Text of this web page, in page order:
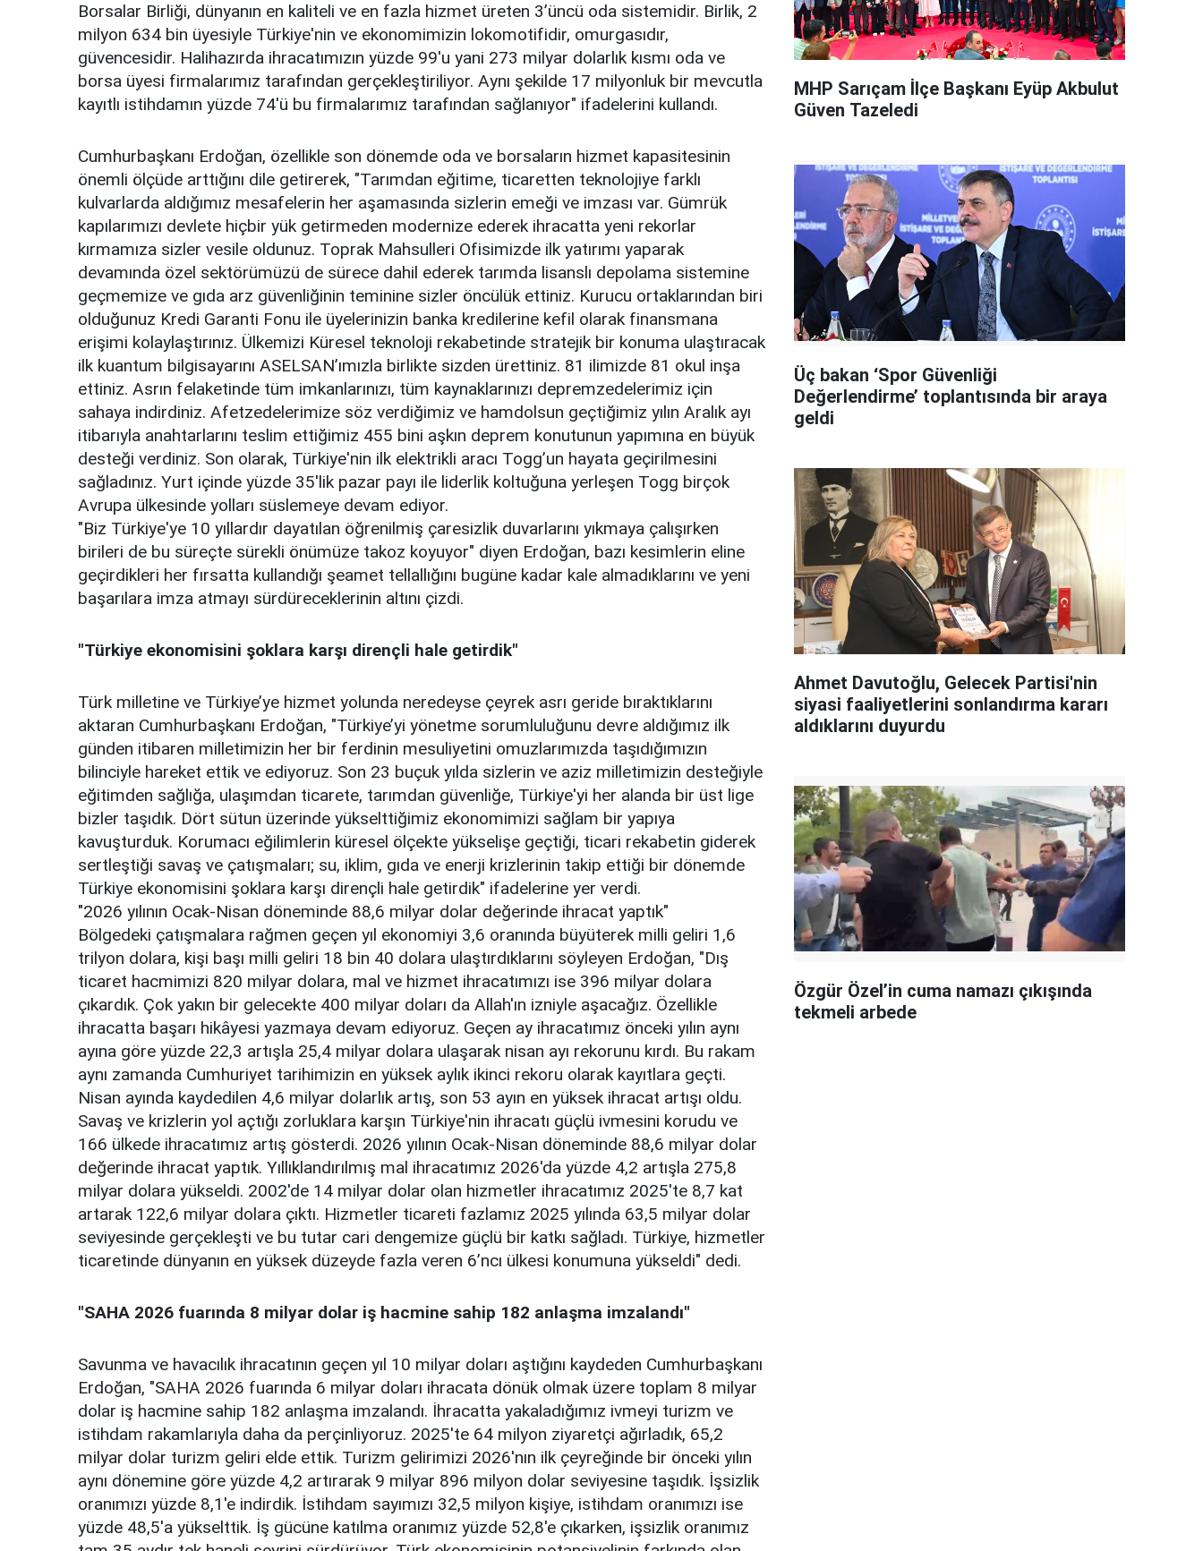
Borsalar Birliği, dünyanın en kaliteli ve en fazla hizmet üreten 3’üncü oda sistemidir. Birlik, 2
milyon 634 bin üyesiyle Türkiye'nin ve ekonomimizin lokomotifidir, omurgasıdır,
güvencesidir. Halihazırda ihracatımızın yüzde 99'u yani 273 milyar dolarlık kısmı oda ve
borsa üyesi firmalarımız tarafından gerçekleştiriliyor. Aynı şekilde 17 milyonluk bir mevcutla
kayıtlı istihdamın yüzde 74'ü bu firmalarımız tarafından sağlanıyor" ifadelerini kullandı.
Cumhurbaşkanı Erdoğan, özellikle son dönemde oda ve borsaların hizmet kapasitesinin
önemli ölçüde arttığını dile getirerek, "Tarımdan eğitime, ticaretten teknolojiye farklı
kulvarlarda aldığımız mesafelerin her aşamasında sizlerin emeği ve imzası var. Gümrük
kapılarımızı devlete hiçbir yük getirmeden modernize ederek ihracatta yeni rekorlar
kırmamıza sizler vesile oldunuz. Toprak Mahsulleri Ofisimizde ilk yatırımı yaparak
devamında özel sektörümüzü de sürece dahil ederek tarımda lisanslı depolama sistemine
geçmemize ve gıda arz güvenliğinin teminine sizler öncülük ettiniz. Kurucu ortaklarından biri
olduğunuz Kredi Garanti Fonu ile üyelerinizin banka kredilerine kefil olarak finansmana
erişimi kolaylaştırınız. Ülkemizi Küresel teknoloji rekabetinde stratejik bir konuma ulaştıracak
ilk kuantum bilgisayarını ASELSAN’ımızla birlikte sizden ürettiniz. 81 ilimizde 81 okul inşa
ettiniz. Asrın felaketinde tüm imkanlarınızı, tüm kaynaklarınızı depremzedelerimiz için
sahaya indirdiniz. Afetzedelerimize söz verdiğimiz ve hamdolsun geçtiğimiz yılın Aralık ayı
itibarıyla anahtarlarını teslim ettiğimiz 455 bini aşkın deprem konutunun yapımına en büyük
desteği verdiniz. Son olarak, Türkiye'nin ilk elektrikli aracı Togg’un hayata geçirilmesini
sağladınız. Yurt içinde yüzde 35'lik pazar payı ile liderlik koltuğuna yerleşen Togg birçok
Avrupa ülkesinde yolları süslemeye devam ediyor.
"Biz Türkiye'ye 10 yıllardır dayatılan öğrenilmiş çaresizlik duvarlarını yıkmaya çalışırken
birileri de bu süreçte sürekli önümüze takoz koyuyor" diyen Erdoğan, bazı kesimlerin eline
geçirdikleri her fırsatta kullandığı şeamet tellallığını bugüne kadar kale almadıklarını ve yeni
başarılara imza atmayı sürdüreceklerinin altını çizdi.
"Türkiye ekonomisini şoklara karşı dirençli hale getirdik"
Türk milletine ve Türkiye’ye hizmet yolunda neredeyse çeyrek asrı geride bıraktıklarını
aktaran Cumhurbaşkanı Erdoğan, "Türkiye’yi yönetme sorumluluğunu devre aldığımız ilk
günden itibaren milletimizin her bir ferdinin mesuliyetini omuzlarımızda taşıdığımızın
bilinciyle hareket ettik ve ediyoruz. Son 23 buçuk yılda sizlerin ve aziz milletimizin desteğiyle
eğitimden sağlığa, ulaşımdan ticarete, tarımdan güvenliğe, Türkiye'yi her alanda bir üst lige
bizler taşıdık. Dört sütun üzerinde yükselttiğimiz ekonomimizi sağlam bir yapıya
kavuşturduk. Korumacı eğilimlerin küresel ölçekte yükselişe geçtiği, ticari rekabetin giderek
sertleştiği savaş ve çatışmaları; su, iklim, gıda ve enerji krizlerinin takip ettiği bir dönemde
Türkiye ekonomisini şoklara karşı dirençli hale getirdik" ifadelerine yer verdi.
"2026 yılının Ocak-Nisan döneminde 88,6 milyar dolar değerinde ihracat yaptık"
Bölgedeki çatışmalara rağmen geçen yıl ekonomiyi 3,6 oranında büyüterek milli geliri 1,6
trilyon dolara, kişi başı milli geliri 18 bin 40 dolara ulaştırdıklarını söyleyen Erdoğan, "Dış
ticaret hacmimizi 820 milyar dolara, mal ve hizmet ihracatımızı ise 396 milyar dolara
çıkardık. Çok yakın bir gelecekte 400 milyar doları da Allah'ın izniyle aşacağız. Özellikle
ihracatta başarı hikâyesi yazmaya devam ediyoruz. Geçen ay ihracatımız önceki yılın aynı
ayına göre yüzde 22,3 artışla 25,4 milyar dolara ulaşarak nisan ayı rekorunu kırdı. Bu rakam
aynı zamanda Cumhuriyet tarihimizin en yüksek aylık ikinci rekoru olarak kayıtlara geçti.
Nisan ayında kaydedilen 4,6 milyar dolarlık artış, son 53 ayın en yüksek ihracat artışı oldu.
Savaş ve krizlerin yol açtığı zorluklara karşın Türkiye'nin ihracatı güçlü ivmesini korudu ve
166 ülkede ihracatımız artış gösterdi. 2026 yılının Ocak-Nisan döneminde 88,6 milyar dolar
değerinde ihracat yaptık. Yıllıklandırılmış mal ihracatımız 2026'da yüzde 4,2 artışla 275,8
milyar dolara yükseldi. 2002'de 14 milyar dolar olan hizmetler ihracatımız 2025'te 8,7 kat
artarak 122,6 milyar dolara çıktı. Hizmetler ticareti fazlamız 2025 yılında 63,5 milyar dolar
seviyesinde gerçekleşti ve bu tutar cari dengemize güçlü bir katkı sağladı. Türkiye, hizmetler
ticaretinde dünyanın en yüksek düzeyde fazla veren 6’ncı ülkesi konumuna yükseldi" dedi.
"SAHA 2026 fuarında 8 milyar dolar iş hacmine sahip 182 anlaşma imzalandı"
Savunma ve havacılık ihracatının geçen yıl 10 milyar doları aştığını kaydeden Cumhurbaşkanı
Erdoğan, "SAHA 2026 fuarında 6 milyar doları ihracata dönük olmak üzere toplam 8 milyar
dolar iş hacmine sahip 182 anlaşma imzalandı. İhracatta yakaladığımız ivmeyi turizm ve
istihdam rakamlarıyla daha da perçinliyoruz. 2025'te 64 milyon ziyaretçi ağırladık, 65,2
milyar dolar turizm geliri elde ettik. Turizm gelirimizi 2026'nın ilk çeyreğinde bir önceki yılın
aynı dönemine göre yüzde 4,2 artırarak 9 milyar 896 milyon dolar seviyesine taşıdık. İşsizlik
oranımızı yüzde 8,1'e indirdik. İstihdam sayımızı 32,5 milyon kişiye, istihdam oranımızı ise
yüzde 48,5'a yükselttik. İş gücüne katılma oranımız yüzde 52,8'e çıkarken, işsizlik oranımız
MHP Sarıçam İlçe Başkanı Eyüp Akbulut
Güven Tazeledi
Üç bakan ‘Spor Güvenliği
Değerlendirme’ toplantısında bir araya
geldi
Ahmet Davutoğlu, Gelecek Partisi'nin
siyasi faaliyetlerini sonlandırma kararı
aldıklarını duyurdu
Özgür Özel’in cuma namazı çıkışında
tekmeli arbede